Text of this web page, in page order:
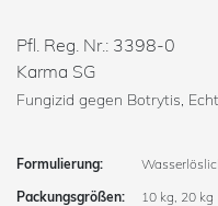
Pfl. Reg. Nr.: 3398-0
Karma SG
Fungizid gegen Botrytis,
Formulierung:
Packungsgrößen:
10 kg, 20 kg